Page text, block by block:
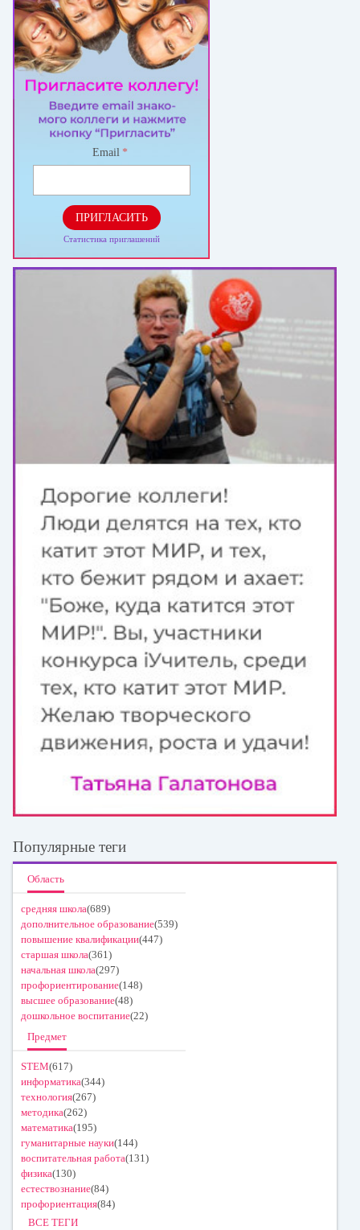
Email *
ПРИГЛАСИТЬ
Статистика приглашений
Популярные теги
Область
средняя школа(689)
дополнительное образование(539)
повышение квалификации(447)
старшая школа(361)
начальная школа(297)
профориентирование(148)
высшее образование(48)
дошкольное воспитание(22)
Предмет
STEM(617)
информатика(344)
технология(267)
методика(262)
математика(195)
гуманитарные науки(144)
воспитательная работа(131)
физика(130)
естествознание(84)
профориентация(84)
ВСЕ ТЕГИ